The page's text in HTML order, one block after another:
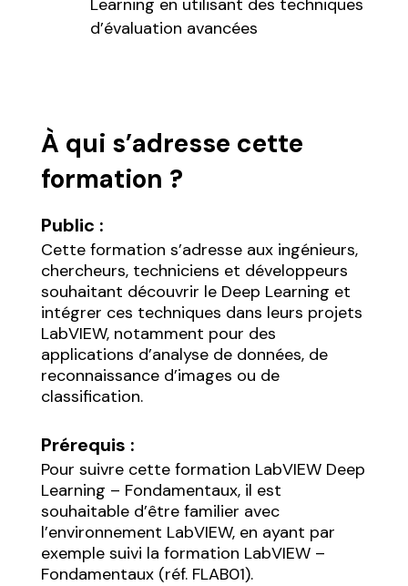
d’évaluation avancées
À qui s’adresse cette
formation ?
Public :
Cette formation s’adresse aux ingénieurs,
chercheurs, techniciens et développeurs
souhaitant découvrir le Deep Learning et
intégrer ces techniques dans leurs projets
LabVIEW, notamment pour des
applications d’analyse de données, de
reconnaissance d’images ou de
classification.
Prérequis :
Pour suivre cette formation LabVIEW Deep
Learning – Fondamentaux, il est
souhaitable d’être familier avec
l’environnement LabVIEW, en ayant par
exemple suivi la formation LabVIEW –
Fondamentaux (réf. FLAB01).